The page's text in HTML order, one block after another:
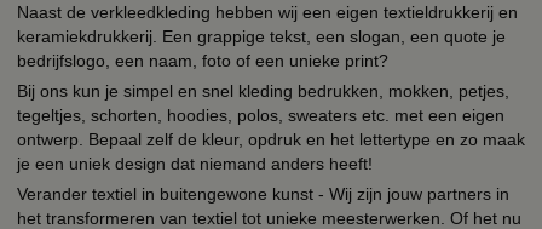
Naast de verkleedkleding hebben wij een eigen textieldrukkerij en
keramiekdrukkerij. Een grappige tekst, een slogan, een quote je
bedrijfslogo, een naam, foto of een unieke print?
Bij ons kun je simpel en snel kleding bedrukken, mokken, petjes,
tegeltjes, schorten, hoodies, polos, sweaters etc. met een eigen
ontwerp. Bepaal zelf de kleur, opdruk en het lettertype en zo maak
je een uniek design dat niemand anders heeft!
Verander textiel in buitengewone kunst - Wij zijn jouw partners in
het transformeren van textiel tot unieke meesterwerken. Of het nu